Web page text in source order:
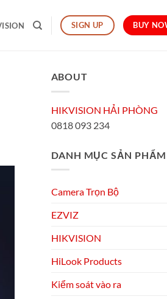
SIGN UP BUY
ABOUT
HIKVISION HẢI PHÒNG
0818 093 234
DANH MỤC SẢN PHẨM
Camera Trọn Bộ
EZVIZ
HIKVISION
HiLook Products
Kiểm soát vào ra